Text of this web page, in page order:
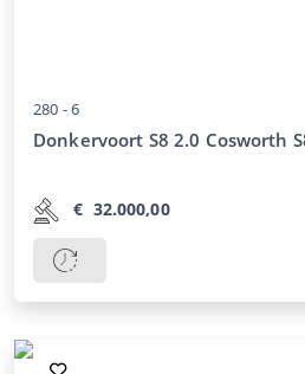
280 -6
Donkervoort S8 2.0 Cosworth
€ 32.000,00